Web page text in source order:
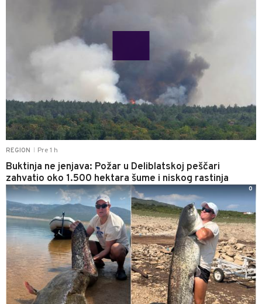
REGION Pre 1 h
Buktinja ne jenjava: Požar u Deliblatskoj peščari
zahvatio oko 1.500 hektara šume i niskog rastinja
0